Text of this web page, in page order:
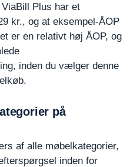
Plus har et
kr., og at eksempel-ÅOP
er en relativt høj ÅOP, og
inden du vælger denne
på
af alle møbelkategorier,
inden for